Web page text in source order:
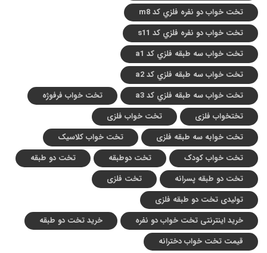
تخت خواب دو نفره فلزي کد m8
تخت خواب دو نفره فلزي کد s11
تخت خواب سه طبقه فلزي کد a1
تخت خواب سه طبقه فلزي کد a2
تخت خواب سه طبقه فلزي کد a3
تخت خواب فرفوژه
تختخواب فلزی
تخت خواب فلزی
تخت خوابه سه طبقه فلزی
تخت خواب کلاسیک
تخت خواب کودک
تخت دوطبقه
تخت دو طبقه
تخت دو طبقه پسرانه
تخت فلزی
تولیدی تخت دو طبقه فلزی
خرید اینترنتی تخت خواب دو نفره
خرید تخت دو طبقه
قیمت تخت خواب دخترانه